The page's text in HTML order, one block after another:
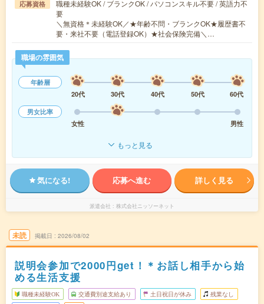
応募資格
職種未経験OK / ブランクOK / パソコンスキル不要 / 英語力不
要
＼無資格＊未経験OK／★年齢不問・ブランクOK★履歴書不
要・来社不要（電話登録OK）★社会保険完備＼…
職場の雰囲気
年齢層
20代
30代 40代 50代
60代
男女比率
女性
男性
もっと見る
気になる! 応募へ進む 詳しく見る
派遣会社 株式会社ニッソーネット
未読 掲載日 2026/08/02
説明会参加で2000円get！＊お話し相手から始
める生活支援
職種未経験OK 交通費別途支給あり 土日祝日が休み 残業なし